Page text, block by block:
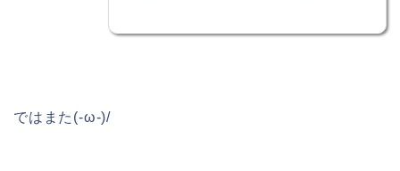
ではまた(-ω-)/